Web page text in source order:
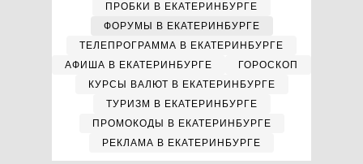
ПРОБКИ В ЕКАТЕРИНБУРГЕ
ФОРУМЫ В ЕКАТЕРИНБУРГЕ
ТЕЛЕПРОГРАММА В ЕКАТЕРИНБУРГЕ
АФИША В ЕКАТЕРИНБУРГЕ
ГОРОСКОП
КУРСЫ ВАЛЮТ В ЕКАТЕРИНБУРГЕ
ТУРИЗМ В ЕКАТЕРИНБУРГЕ
ПРОМОКОДЫ В ЕКАТЕРИНБУРГЕ
РЕКЛАМА В ЕКАТЕРИНБУРГЕ